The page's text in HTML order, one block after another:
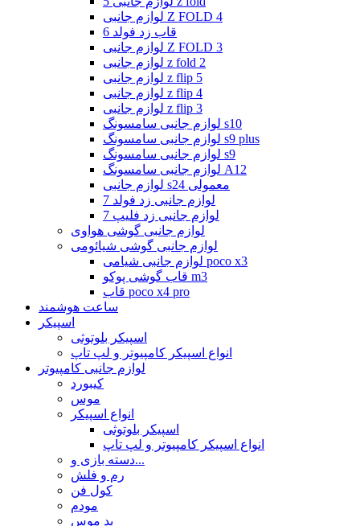
لوازم جانبی Z FOLD 4
قاب زد فولد 6
لوازم جانبی Z FOLD 3
لوازم جانبی z fold 2
لوازم جانبی z flip 5
لوازم جانبی z flip 4
لوازم جانبی z flip 3
لوازم جانبی سامسونگ s10
لوازم جانبی سامسونگ s9 plus
لوازم جانبی سامسونگ s9
لوازم جانبی سامسونگ A12
لوازم جانبی s24 معمولی
لوازم جانبی زد فولد 7
لوازم جانبی زد فلیپ 7
لوازم جانبی گوشی هواوی
لوازم جانبی گوشی شیائومی
لوازم جانبی شیامی poco x3
قاب گوشی پوکو m3
قاب poco x4 pro
ساعت هوشمند
اسپیکر
اسپیکر بلوتوثی
انواع اسپیکر کامپیوتر و لپ تاپ
لوازم جانبی کامپیوتر
کیبورد
موس
انواع اسپیکر
اسپیکر بلوتوثی
انواع اسپیکر کامپیوتر و لپ تاپ
دسته بازی و...
رم و فلش
کول فن
مودم
پد موس